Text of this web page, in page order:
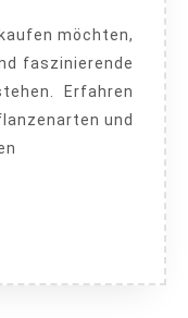
faszinierende
Erfahren
und